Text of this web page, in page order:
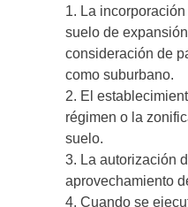
1. La
suelo de
consideración de
como suburbano.
2. El
régimen o la
suelo.
3. La autorización
aprovechamiento
4. Cuando se